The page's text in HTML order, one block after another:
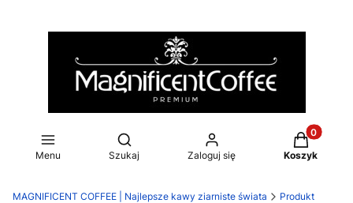
Menu
Otwórz wyszukiwarkę
Szukaj Zaloguj się
Produkty
Koszyk
MAGNIFICENT COFFEE | Najlepsze kawy ziarniste świata Produkt